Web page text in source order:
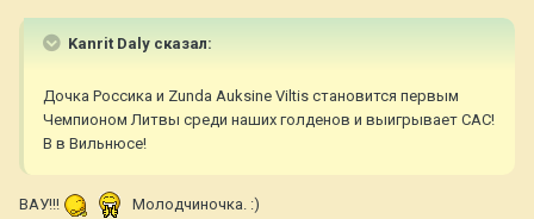
Kanrit Daly сказал:
Дочка Россика и Zunda Auksine Viltis становится первым
Чемпионом Литвы среди наших голденов и выигрывает САС!
В в Вильнюсе!
ВАУ!!! Молодчиночка. :)